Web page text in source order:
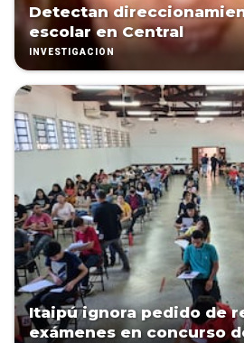
Detectan
escolar en Central
INVESTIGACIÓN
Itaipú ignora pedido de
exámenes en concurso